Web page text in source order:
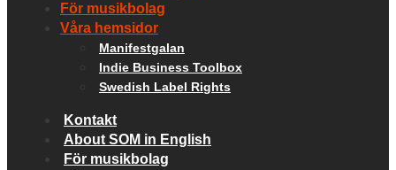
För musikbolag
Våra hemsidor
Manifestgalan
Indie Business Toolbox
Swedish Label Rights
Kontakt
About SOM in English
För musikbolag